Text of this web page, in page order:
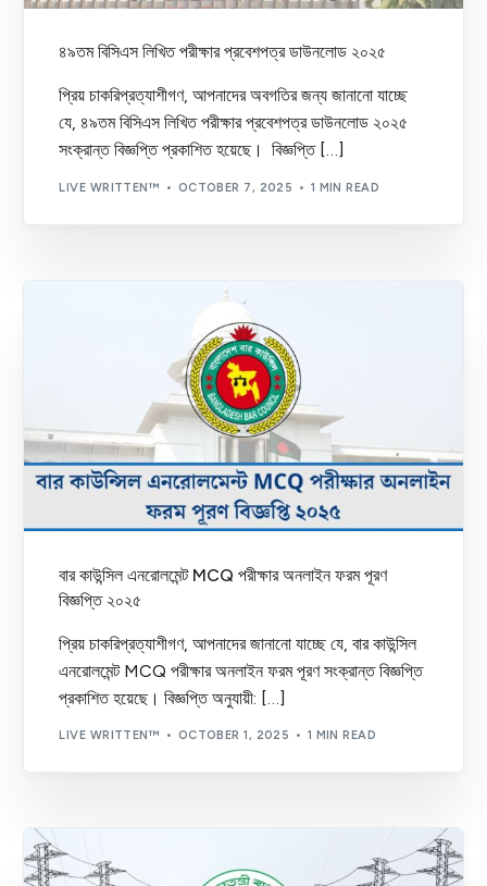
৪৯তম বিসিএস লিখিত পরীক্ষার প্রবেশপত্র ডাউনলোড ২০২৫
প্রিয় চাকরিপ্রত্যাশীগণ, আপনাদের অবগতির জন্য জানানো যাচ্ছে
যে, ৪৯তম বিসিএস লিখিত পরীক্ষার প্রবেশপত্র ডাউনলোড ২০২৫
সংক্রান্ত বিজ্ঞপ্তি প্রকাশিত হয়েছে। বিজ্ঞপ্তি […]
LIVE WRITTEN™ OCTOBER 7, 2025 1 MIN READ
বার কাউন্সিল এনরোলমেন্ট MCQ পরীক্ষার অনলাইন ফরম পূরণ
বিজ্ঞপ্তি ২০২৫
প্রিয় চাকরিপ্রত্যাশীগণ, আপনাদের জানানো যাচ্ছে যে, বার কাউন্সিল
এনরোলমেন্ট MCQ পরীক্ষার অনলাইন ফরম পূরণ সংক্রান্ত বিজ্ঞপ্তি
প্রকাশিত হয়েছে। বিজ্ঞপ্তি অনুযায়ী: […]
LIVE WRITTEN™ OCTOBER 1, 2025 1 MIN READ